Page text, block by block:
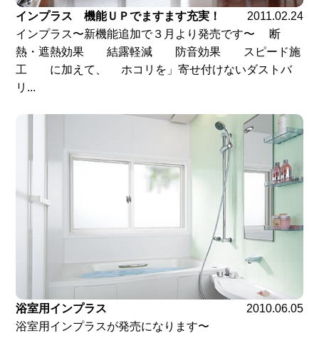
インプラス 機能ＵＰでますます充実！
2011.02.24
インプラス〜新機能追加で３月より発売です〜 断
熱・遮熱効果 結露軽減 防音効果 スピード施
工 に加えて、 ホコリを」寄せ付けないダストバ
リ...
浴室用インプラス
2010.06.05
浴室用インプラスが発売になります〜